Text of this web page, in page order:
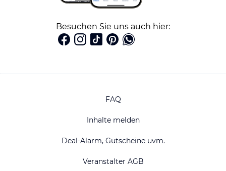
Besuchen Sie uns auch hier:
FAQ
Inhalte melden
Deal-Alarm, Gutscheine uvm.
Veranstalter AGB